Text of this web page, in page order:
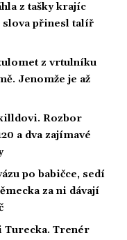
z tašky krajíc
slova přinesl talíř
z vrtulníku
Jenomže je až
Rozbor
a dva zajímavé
po babičce, sedí
za ni dávají
Turecka. Trenér